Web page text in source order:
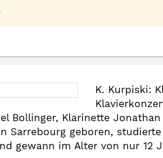
K. Kurpiski:
Bollinger, Klarinette
Sarrebourg geboren,
gewann im Alter von nur 12